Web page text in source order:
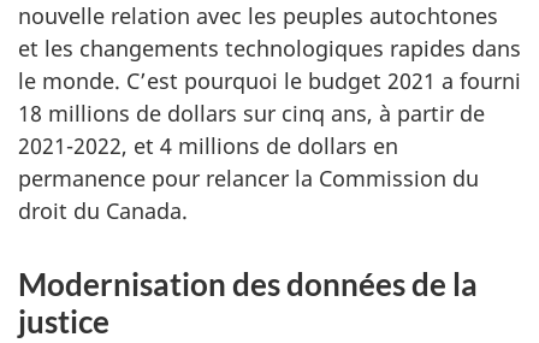
nouvelle relation avec les peuples autochtones
et les changements technologiques rapides dans
le monde. C’est pourquoi le budget 2021 a fourni
18 millions de dollars sur cinq ans, à partir de
2021-2022, et 4 millions de dollars en
permanence pour relancer la Commission du
droit du Canada.
Modernisation des données de la
justice